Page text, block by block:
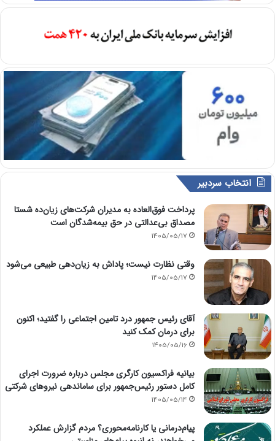
انتخاب سردبیر
پرداخت فوق‌العاده به مدیران شرکت‌های زیان‌ده شستا
مصداق بی‌عدالتی در حق بیمه‌شدگان است
1405/05/17
وقتی نظارت نیست؛ پاداش به زیان‌دهی طبیعی می‌شود
1405/05/17
آقای رئیس جمهور درد تامین اجتماعی را گفتید؛ اکنون
برای درمان کمک کنید
1405/05/16
بیانیه فراکسیون کارگری مجلس درباره ضرورت اجرای
کامل دستور رئیس‌جمهور برای ساماندهی نیروهای شرکتی
1405/05/14
پیام‌درمانی یا کارنامه‌محوری؟ مردم گزارش عملکرد